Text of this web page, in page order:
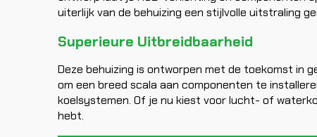
uiterlijk van de behuizing een stijlvolle uitstraling
Superieure Uitbreidbaarheid
Deze behuizing is ontworpen met de toekomst in
om een breed scala aan componenten te
koelsystemen. Of je nu kiest voor lucht- of
hebt.